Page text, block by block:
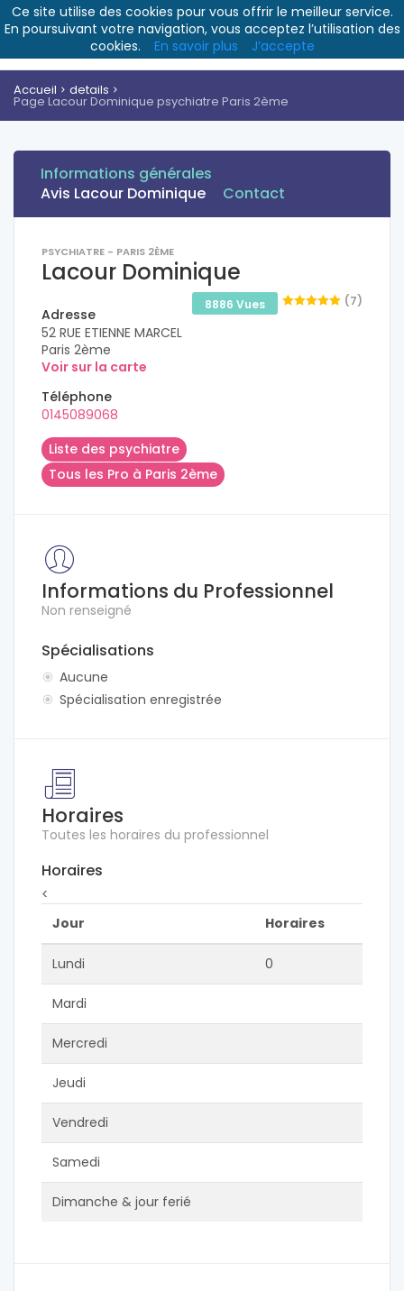
Accueil details
Page Lacour Dominique psychiatre Paris 2ème
Informations générales
Avis Lacour Dominique
Contact
PSYCHIATRE - PARIS 2ÈME
Lacour Dominique
(7)
8886 Vues
Adresse
52 RUE ETIENNE MARCEL
Paris 2ème
Voir sur la carte
Téléphone
0145089068
Liste des psychiatre
Tous les Pro à Paris 2ème
Informations du Professionnel
Non renseigné
Spécialisations
Aucune
Spécialisation enregistrée
Horaires
Toutes les horaires du professionnel
Horaires
<
Jour
Horaires
Lundi 0
Mardi
Mercredi
Jeudi
Vendredi
Samedi
Dimanche & jour ferié
Ce site utilise des cookies pour vous offrir le meilleur service.
En poursuivant votre navigation, vous acceptez l’utilisation des
cookies.
En savoir plus J’accepte